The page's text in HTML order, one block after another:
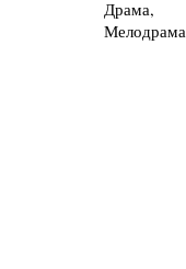
Драма,
Мелодрама